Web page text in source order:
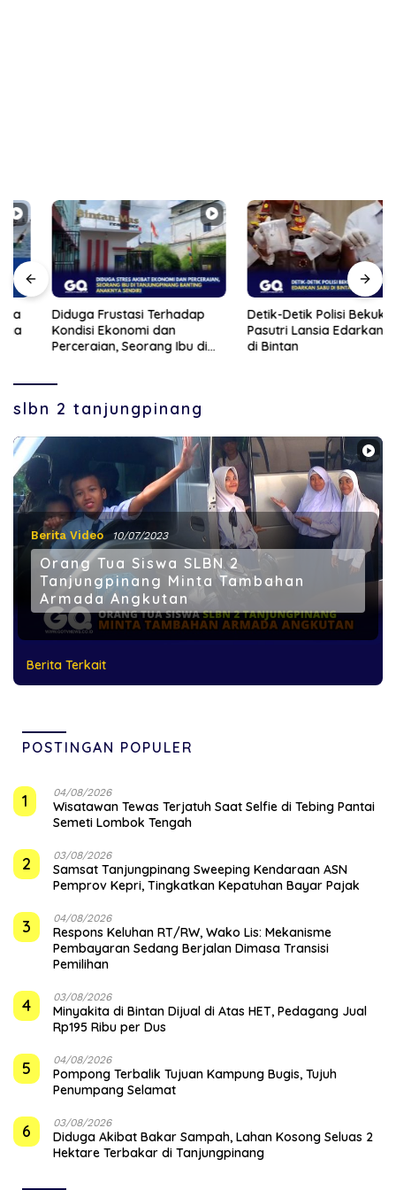
Diduga Frustasi Terhadap
Kondisi Ekonomi dan
Perceraian, Seorang Ibu di
Detik-Detik Polisi Bekuk
Pasutri Lansia Edarkan Sabu
di Bintan
slbn 2 tanjungpinang
Berita Video 10/07/2023
Orang Tua Siswa SLBN 2
Tanjungpinang Minta Tambahan
Armada Angkutan
Berita Terkait
POSTINGAN POPULER
1 04/08/2026
Wisatawan Tewas Terjatuh Saat Selfie di Tebing Pantai
Semeti Lombok Tengah
2 03/08/2026
Samsat Tanjungpinang Sweeping Kendaraan ASN
Pemprov Kepri, Tingkatkan Kepatuhan Bayar Pajak
3 04/08/2026
‎Respons Keluhan RT/RW, Wako Lis: Mekanisme
Pembayaran Sedang Berjalan Dimasa Transisi
Pemilihan
4 03/08/2026
Minyakita di Bintan Dijual di Atas HET, Pedagang Jual
Rp195 Ribu per Dus
5 04/08/2026
Pompong Terbalik Tujuan Kampung Bugis, Tujuh
Penumpang Selamat
6 03/08/2026
Diduga Akibat Bakar Sampah, Lahan Kosong Seluas 2
Hektare Terbakar di Tanjungpinang